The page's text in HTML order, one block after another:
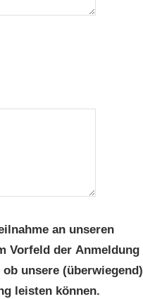
an unseren
Vorfeld der Anmeldung
unsere (überwiegend)
leisten können.